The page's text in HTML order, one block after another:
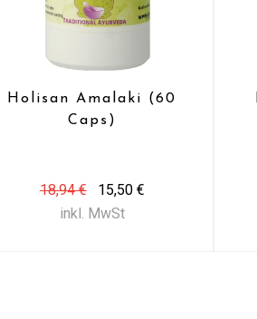
Holisan Amalaki (60
Caps)
18,94 €
15,50 €
inkl. MwSt